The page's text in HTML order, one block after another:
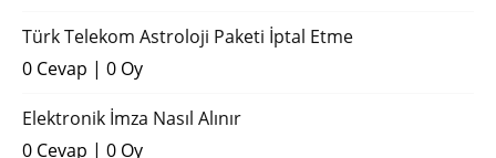
Türk Telekom Astroloji Paketi İptal Etme
0 Cevap | 0 Oy
Elektronik İmza Nasıl Alınır
0 Cevap | 0 Oy